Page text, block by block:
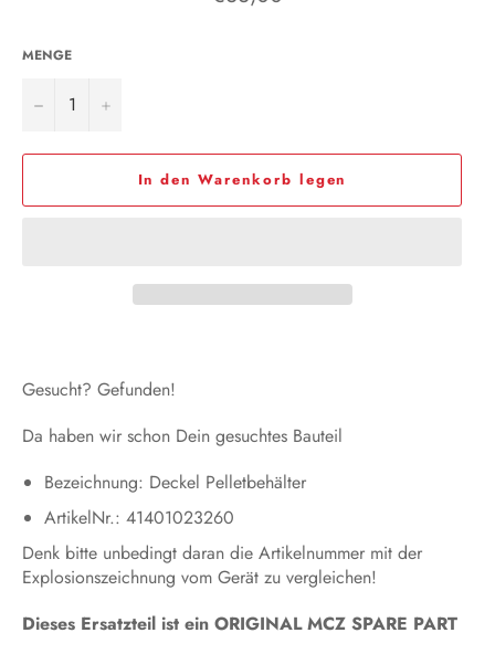
Preis
MENGE
− +
In den Warenkorb legen
Gesucht? Gefunden!
Da haben wir schon Dein gesuchtes Bauteil
Bezeichnung: Deckel Pelletbehälter
ArtikelNr.: 41401023260
Denk bitte unbedingt daran die Artikelnummer mit der
Explosionszeichnung vom Gerät zu vergleichen!
Dieses Ersatzteil ist ein ORIGINAL MCZ SPARE PART